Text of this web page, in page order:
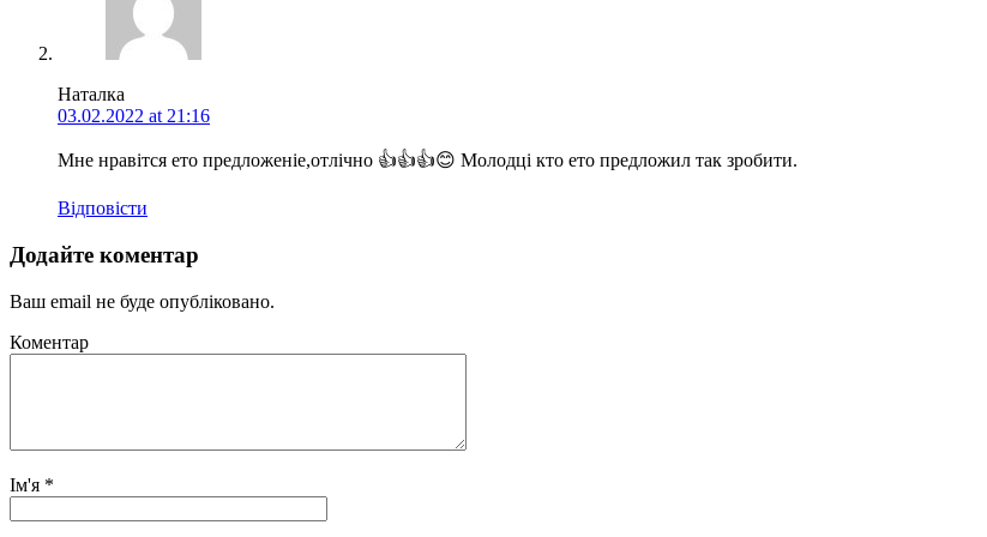
Наталка
03.02.2022 at 21:16
Мне нравітся ето предложеніе,отлічно 👍👍👍😊 Молодці кто ето предложил так зробити.
Відповіcти
Додайте коментар
Ваш email не буде опубліковано.
Коментар
Ім'я *